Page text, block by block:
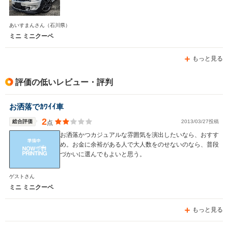
あいすまんさん （石川県）
ミニ ミニクーペ
もっと見る
評価の低いレビュー・評判
お洒落でｶﾜｲｲ車
総合評価 2点 2013/03/27投稿
お洒落かつカジュアルな雰囲気を演出したいなら、おすす
め。お金に余裕がある人で大人数をのせないのなら、普段
づかいに選んでもよいと思う。
ゲストさん
ミニ ミニクーペ
もっと見る